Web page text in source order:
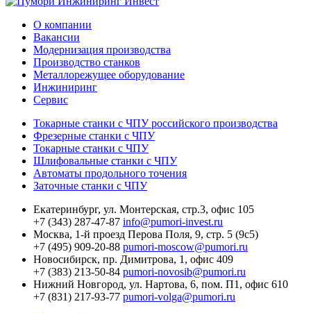
О компании
Вакансии
Модернизация производства
Производство станков
Металлорежущее оборудование
Инжиниринг
Сервис
Токарные станки с ЧПУ российского производства
Фрезерные станки с ЧПУ
Токарные станки с ЧПУ
Шлифовальные станки с ЧПУ
Автоматы продольного точения
Заточные станки с ЧПУ
Екатеринбург, ул. Монтерская, стр.3, офис 105
+7 (343) 287-47-87 info@pumori-invest.ru
Москва, 1-й проезд Перова Поля, 9, стр. 5 (9с5)
+7 (495) 909-20-88 pumori-moscow@pumori.ru
Новосибирск, пр. Димитрова, 1, офис 409
+7 (383) 213-50-84 pumori-novosib@pumori.ru
Нижний Новгород, ул. Нартова, 6, пом. П1, офис 610
+7 (831) 217-93-77 pumori-volga@pumori.ru